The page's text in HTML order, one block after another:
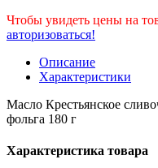
Чтобы увидеть цены на
авторизоваться!
Описание
Характеристики
Масло Крестьянское
фольга 180 г
Характеристика товара